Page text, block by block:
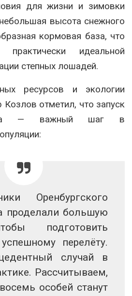
для жизни и зимовки
высота снежного
кормовая база, что
практически идеальной
степных лошадей.
ресурсов и экологии
Козлов отметил, что запуск
— важный шаг в
Оренбургского
проделали большую
подготовить
перелёту.
случай в
Рассчитываем,
особей станут